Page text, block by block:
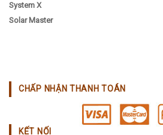
System X
Solar Master
CHẤP NHẬN THANH TOÁN
KẾT NỐI